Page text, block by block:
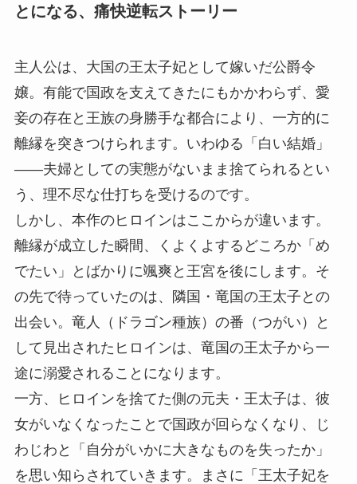
とになる、痛快逆転ストーリー
主人公は、大国の王太子妃として嫁いだ公爵令
嬢。有能で国政を支えてきたにもかかわらず、愛
妾の存在と王族の身勝手な都合により、一方的に
離縁を突きつけられます。いわゆる「白い結婚」
——夫婦としての実態がないまま捨てられるとい
う、理不尽な仕打ちを受けるのです。
しかし、本作のヒロインはここからが違います。
離縁が成立した瞬間、くよくよするどころか「め
でたい」とばかりに颯爽と王宮を後にします。そ
の先で待っていたのは、隣国・竜国の王太子との
出会い。竜人（ドラゴン種族）の番（つがい）と
して見出されたヒロインは、竜国の王太子から一
途に溺愛されることになります。
一方、ヒロインを捨てた側の元夫・王太子は、彼
女がいなくなったことで国政が回らなくなり、じ
わじわと「自分がいかに大きなものを失ったか」
を思い知らされていきます。まさに「王太子妃を